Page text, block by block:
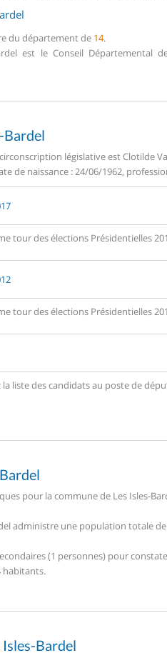
du département de 14.
est le Conseil Départemental
Bardel
législative est Clotilde
de naissance : 24/06/1962,
tour des élections Présidentielles
tour des élections Présidentielles
liste des candidats au poste de
pour la commune de Les Isles-
administre une population totale
(1 personnes) pour
habitants.
Bardel